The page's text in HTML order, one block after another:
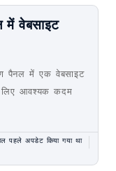
वेबसाइट
पैनल में एक वेबसाइट
लिए आवश्यक कदम
पहले अपडेट किया गया था